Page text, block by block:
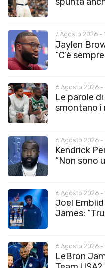
7 Agosto 2026 -
Jaylen
“C’è
6 Agosto 2026 -
Le parole
smontano i
6 Agosto 2026 -
Kendrick
“Non sono
6 Agosto 2026 -
Joel
James:
6 Agosto 2026 -
LeBron